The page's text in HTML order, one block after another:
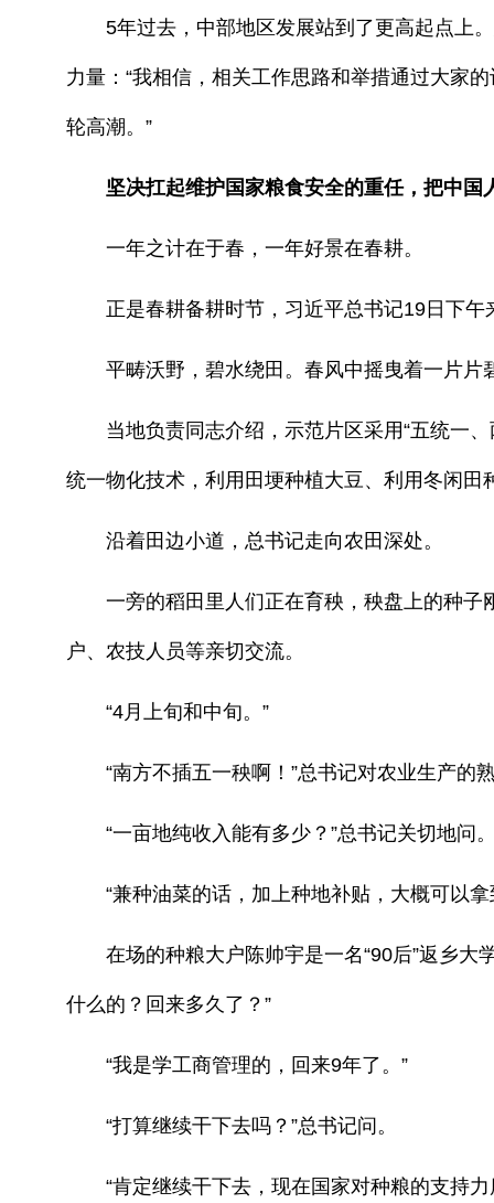
5年过去，中部地区发展站到了更高起点上。
力量：“我相信，相关工作思路和举措通过大家
轮高潮。”
坚决扛起维护国家粮食安全的重任，把中国
一年之计在于春，一年好景在春耕。
正是春耕备耕时节，习近平总书记19日下午
平畴沃野，碧水绕田。春风中摇曳着一片片
当地负责同志介绍，示范片区采用“五统一、
统一物化技术，利用田埂种植大豆、利用冬闲
沿着田边小道，总书记走向农田深处。
一旁的稻田里人们正在育秧，秧盘上的种子
户、农技人员等亲切交流。
“4月上旬和中旬。”
“南方不插五一秧啊！”总书记对农业生产的
“一亩地纯收入能有多少？”总书记关切地问
“兼种油菜的话，加上种地补贴，大概可以拿
在场的种粮大户陈帅宇是一名“90后”返乡大
什么的？回来多久了？”
“我是学工商管理的，回来9年了。”
“打算继续干下去吗？”总书记问。
“肯定继续干下去，现在国家对种粮的支持力